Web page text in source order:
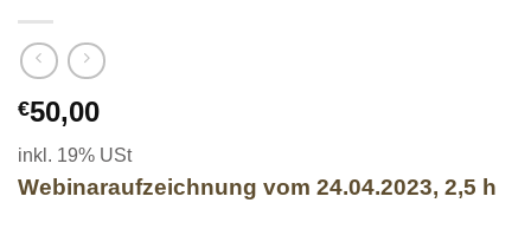
€50,00
inkl. 19% USt
Webinaraufzeichnung vom 24.04.2023, 2,5 h